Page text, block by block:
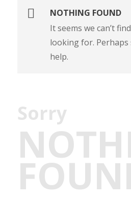
NOTHING FOUND
It seems we can’t
looking for. Perhaps
help.
Sorry